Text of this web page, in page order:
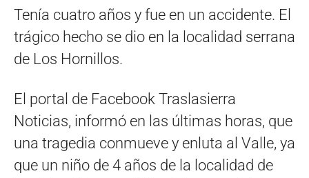
Tenía cuatro años y fue en un accidente. El
trágico hecho se dio en la localidad serrana
de Los Hornillos.
El portal de Facebook Traslasierra
Noticias, informó en las últimas horas, que
una tragedia conmueve y enluta al Valle, ya
que un niño de 4 años de la localidad de